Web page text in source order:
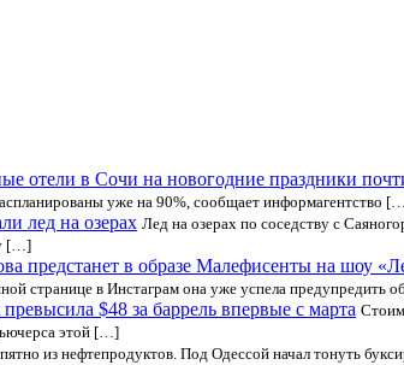
отели в Сочи на новогодние праздники
уже на 90%, сообщает информагентство
лед на озерах Лед на озерах по соседству с
[…]
предстанет в образе Малефисенты на шоу
странице в Инстаграм она уже успела предупредить
$48 за баррель впервые с марта
этой […]
пятно из нефтепродуктов. Под Одессой начал тонуть